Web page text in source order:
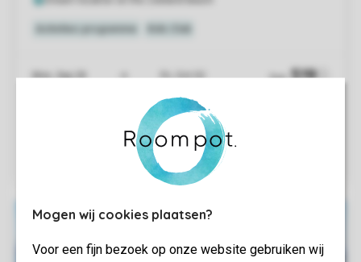
Mogen wij cookies plaatsen?
Voor een fijn bezoek op onze website gebruiken wij